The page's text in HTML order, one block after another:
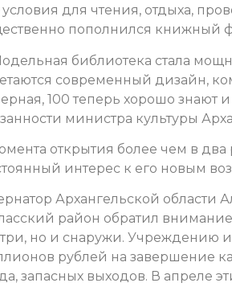
условия для чтения, отдыха,
пополнился книжный
библиотека стала
современный дизайн,
100 теперь хорошо
министра культуры
открытия более чем в
интерес к его новым
Архангельской
район обратил
но и снаружи. Учреждению
рублей на завершение
запасных выходов. В апреле